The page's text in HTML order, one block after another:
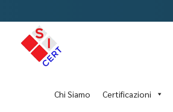
Chi Siamo Certificazioni